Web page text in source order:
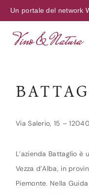
Un portale del network
Via Salerio, 15 –
L’azienda Battaglio
Vezza d’Alba, in
Piemonte. Nella